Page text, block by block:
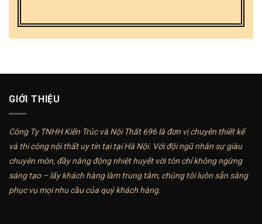
GIỚI THIỆU
Công Ty TNHH Kiến Trúc và Nội Thất 696 là đơn vị chuyên thiết kế
và thi công nội thất uy tín tại tại Hà Nội. Với đội ngũ nhân sự giàu
chuyên môn, đầy năng động nhiệt huyết với tôn chỉ không ngừng
sáng tạo – lấy khách hàng làm trung tâm, chúng tôi luôn sẵn sàng
phục vụ mọi nhu cầu của quý khách hàng.